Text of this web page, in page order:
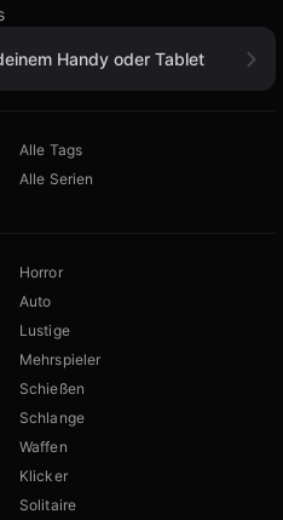
Handy oder Tablet
Alle Tags
Alle Serien
Horror
Auto
Lustige
Mehrspieler
Schießen
Schlange
Waffen
Klicker
Solitaire